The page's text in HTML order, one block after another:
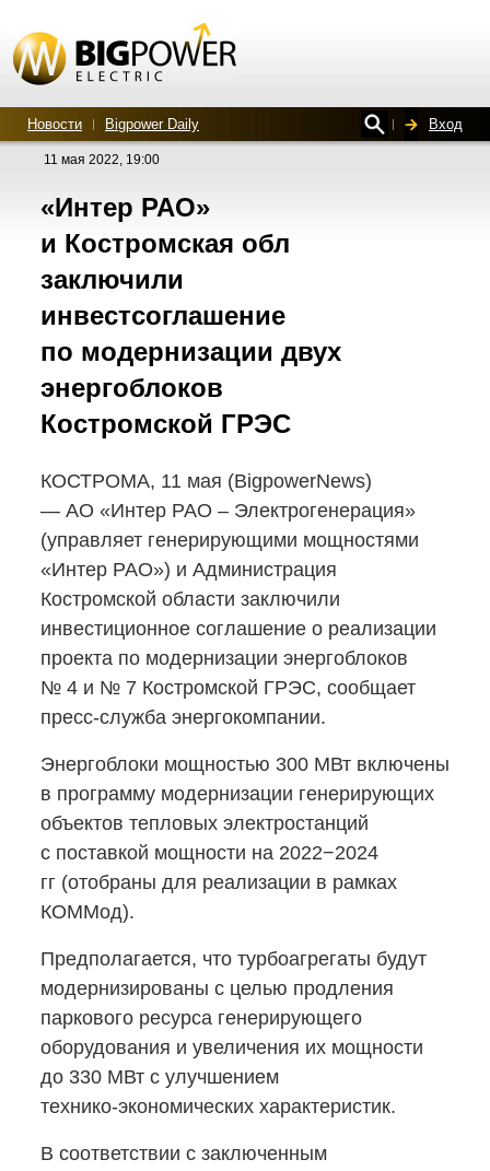
Новости Bigpower Daily Вход
11 мая 2022, 19:00
«Интер РАО»
и Костромская обл
заключили
инвестсоглашение
по модернизации двух
энергоблоков
Костромской ГРЭС
КОСТРОМА, 11 мая (BigpowerNews)
— АО «Интер РАО – Электрогенерация»
(управляет генерирующими мощностями
«Интер РАО») и Администрация
Костромской области заключили
инвестиционное соглашение о реализации
проекта по модернизации энергоблоков
№ 4 и № 7 Костромской ГРЭС, сообщает
пресс-служба энергокомпании.
Энергоблоки мощностью 300 МВт включены
в программу модернизации генерирующих
объектов тепловых электростанций
с поставкой мощности на 2022−2024
гг (отобраны для реализации в рамках
КОММод).
Предполагается, что турбоагрегаты будут
модернизированы с целью продления
паркового ресурса генерирующего
оборудования и увеличения их мощности
до 330 МВт с улучшением
технико-экономических характеристик.
В соответствии с заключенным